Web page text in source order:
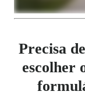
Precisa
escolher